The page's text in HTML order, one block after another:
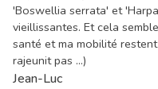
'Boswellia serrata' et
vieillissantes. Et cela
santé et ma mobilité
rajeunit pas ...)
Jean-Luc